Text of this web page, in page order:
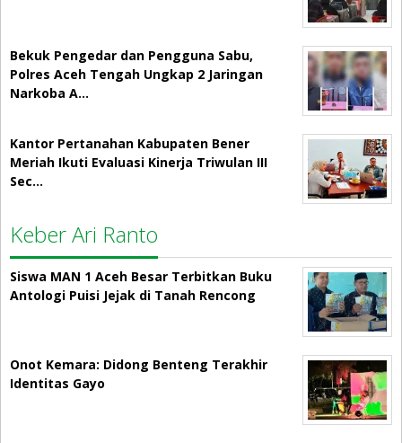
Bekuk Pengedar dan Pengguna Sabu,
Polres Aceh Tengah Ungkap 2 Jaringan
Narkoba A…
Kantor Pertanahan Kabupaten Bener
Meriah Ikuti Evaluasi Kinerja Triwulan III
Sec…
Keber Ari Ranto
Siswa MAN 1 Aceh Besar Terbitkan Buku
Antologi Puisi Jejak di Tanah Rencong
Onot Kemara: Didong Benteng Terakhir
Identitas Gayo